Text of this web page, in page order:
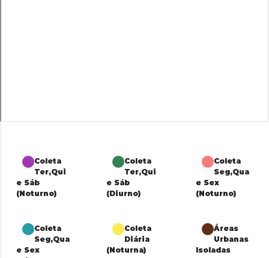
Coleta
Ter,Qui
e Sáb
(Noturno)
Coleta
Ter,Qui
e Sáb
(Diurno)
Coleta
Seg,Qua
e Sex
(Noturno)
Coleta
Seg,Qua
e Sex
Coleta
Diária
(Noturna)
Áreas
Urbanas
Isoladas